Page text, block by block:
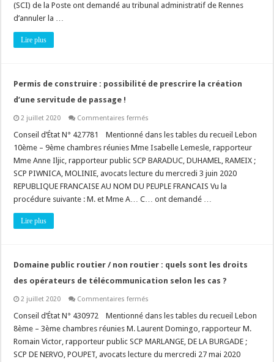
transférer
(SCI) de la Poste ont demandé au tribunal administratif de Rennes
d’annuler la …
Lire plus
Permis de construire : possibilité de prescrire la création
d’une servitude de passage !
2 juillet 2020 Commentaires fermés
de
:
possibilité
de
prescrire
création
d’une
Conseil d’État N° 427781 Mentionné dans les tables du recueil Lebon
10ème – 9ème chambres réunies Mme Isabelle Lemesle, rapporteur
Mme Anne Iljic, rapporteur public SCP BARADUC, DUHAMEL, RAMEIX ;
SCP PIWNICA, MOLINIE, avocats lecture du mercredi 3 juin 2020
REPUBLIQUE FRANCAISE AU NOM DU PEUPLE FRANCAIS Vu la
procédure suivante : M. et Mme A… C… ont demandé …
Lire plus
Domaine public routier / non routier : quels sont les droits
des opérateurs de télécommunication selon les cas ?
2 juillet 2020 Commentaires fermés
public
/
non
routier
:
Conseil d’État N° 430972 Mentionné dans les tables du recueil Lebon
8ème – 3ème chambres réunies M. Laurent Domingo, rapporteur M.
Romain Victor, rapporteur public SCP MARLANGE, DE LA BURGADE ;
SCP DE NERVO, POUPET, avocats lecture du mercredi 27 mai 2020